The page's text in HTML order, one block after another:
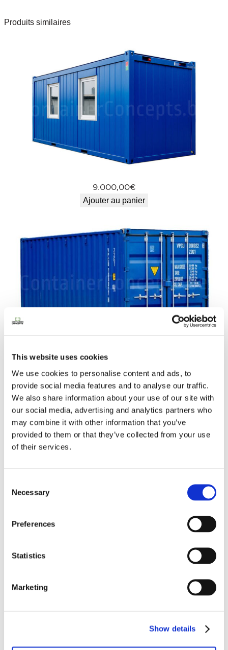
This website uses cookies
We use cookies to personalise content and ads, to
provide social media features and to analyse our traffic.
We also share information about your use of our site with
our social media, advertising and analytics partners who
may combine it with other information that you’ve
provided to them or that they’ve collected from your use
of their services.
Selection
Necessary
Preferences
Statistics
Marketing
Show details
Produits similaires
9.000,00€
Ajouter au panier
1.950,00
Ajouter au panier